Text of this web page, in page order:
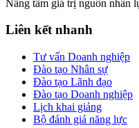
Nâng tầm giá trị nguồn nhân
Liên kết nhanh
Tư vấn Doanh nghiệp
Đào tạo Nhân sự
Đào tạo Lãnh đạo
Đào tạo Doanh nghiệp
Lịch khai giảng
Bộ đánh giá năng lực